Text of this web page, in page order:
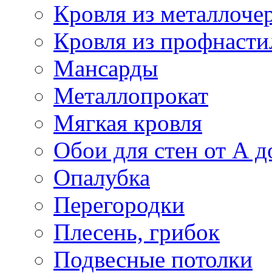
Кровля из
Кровля из
Мансарды
Металлопрокат
Мягкая кровля
Обои для стен от А
Опалубка
Перегородки
Плесень, грибок
Подвесные потолки